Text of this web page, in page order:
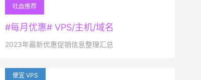
吐血推荐
#每月优惠# VPS/主机/域名
2023年最新优惠促销信息整理汇总
便宜 VPS